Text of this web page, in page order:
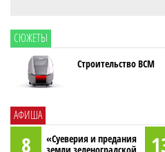
СЮЖЕТЫ
Строительство ВСМ
АФИША
8
«Суеверия и предания